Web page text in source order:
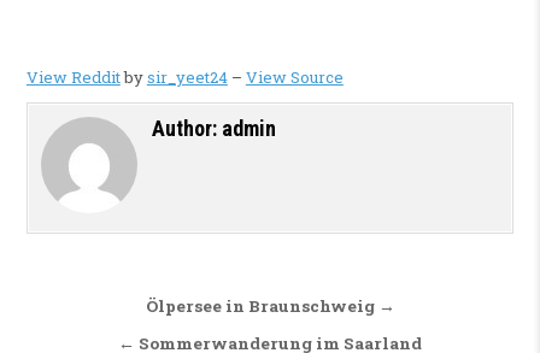
View Redditbysir_yeet24– View Source
Author: admin
Beitragsnavigation
Ölpersee in Braunschweig →
← Sommerwanderung im Saarland